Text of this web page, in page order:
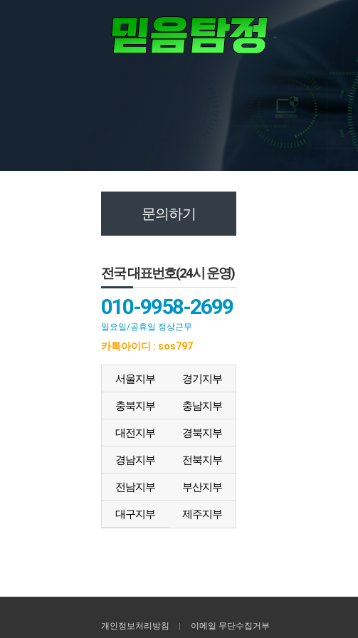
문의하기
전국 대표번호(24시 운영)
010-9958-2699
일요일/공휴일 정상근무
카톡아이디 : sos797
서울지부 경기지부
충북지부 충남지부
대전지부 경북지부
경남지부 전북지부
전남지부 부산지부
대구지부 제주지부
개인정보처리방침 이메일 무단수집거부